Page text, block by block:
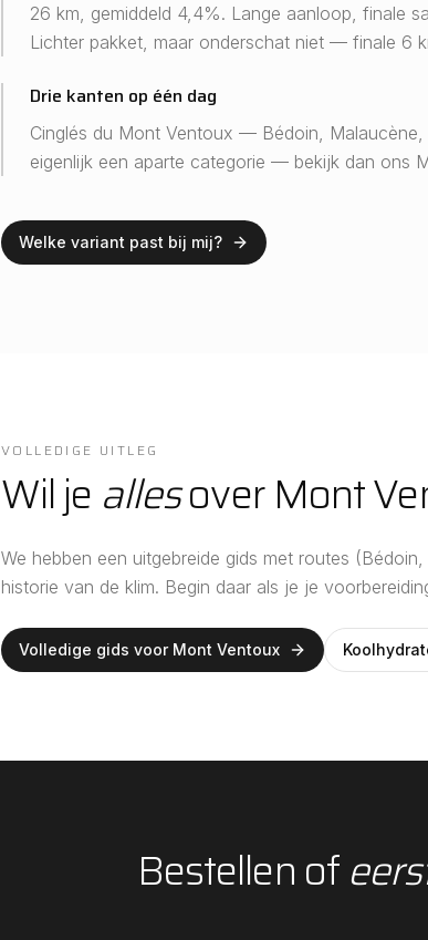
26 km, gemiddeld 4,4%. Lange aanloop, finale
Lichter pakket, maar onderschat niet — finale 6
Drie kanten op één dag
Cinglés du Mont Ventoux — Bédoin,
eigenlijk een aparte categorie — bekijk dan ons
Welke variant past bij mij?
VOLLEDIGE UITLEG
Wil je allesover Mont
We hebben een uitgebreide gids met routes
historie van de klim. Begin daar als je je
Volledige gids voor Mont Ventoux
Bestellen of